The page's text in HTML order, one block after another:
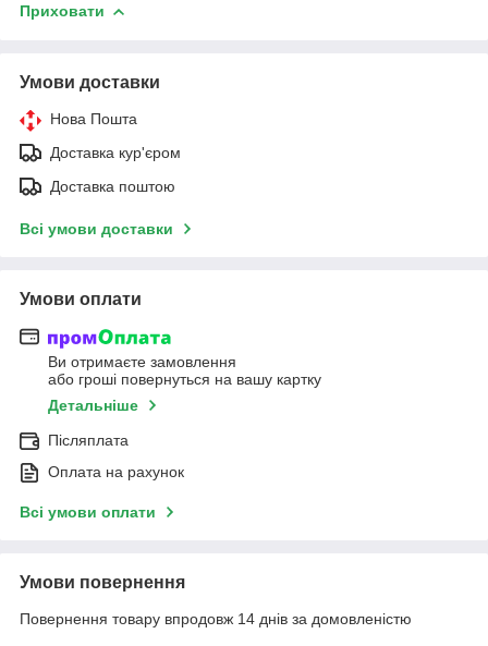
Приховати
Умови доставки
Нова Пошта
Доставка кур'єром
Доставка поштою
Всі умови доставки
Умови оплати
Ви отримаєте замовлення
або гроші повернуться на вашу картку
Детальніше
Післяплата
Оплата на рахунок
Всі умови оплати
Умови повернення
Повернення товару впродовж 14 днів за домовленістю